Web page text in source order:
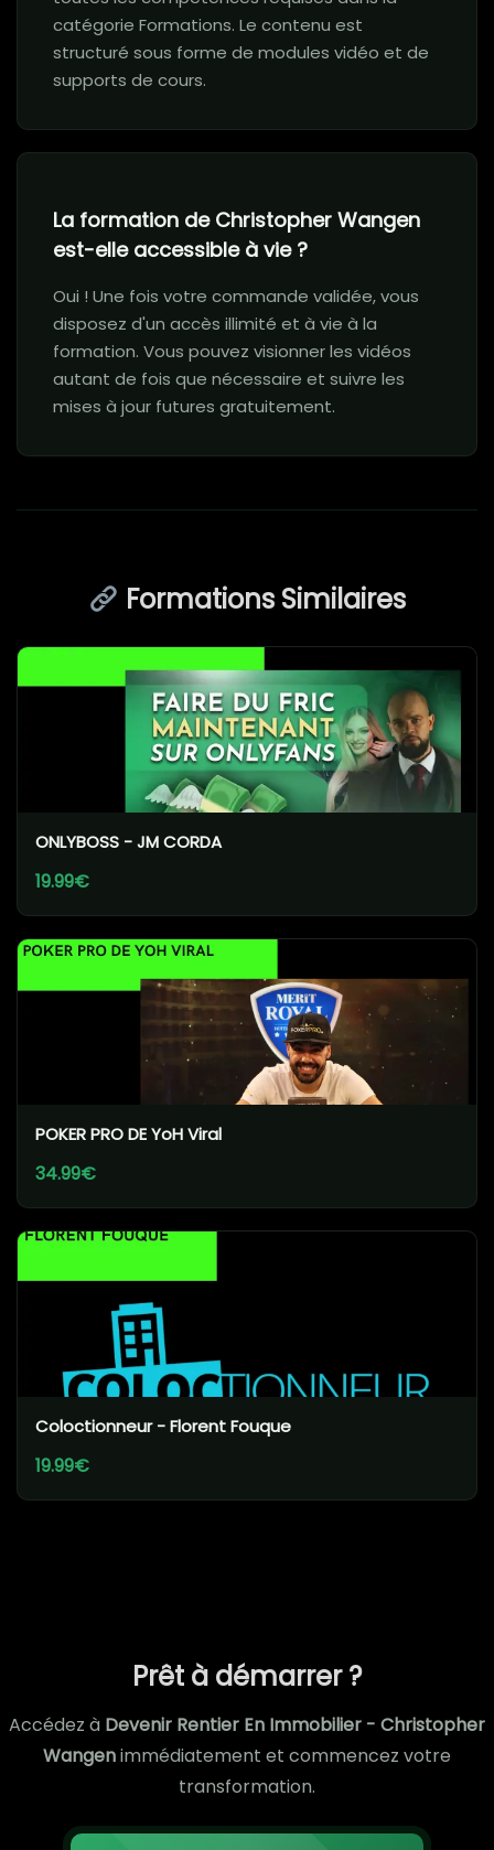
catégorie Formations. Le contenu est
structuré sous forme de modules vidéo et de
supports de cours.
La formation de Christopher Wangen
est-elle accessible à vie ?
Oui ! Une fois votre commande validée, vous
disposez d'un accès illimité et à vie à la
formation. Vous pouvez visionner les vidéos
autant de fois que nécessaire et suivre les
mises à jour futures gratuitement.
Formations Similaires
ONLYBOSS - JM CORDA
19.99€
POKER PRO DE YoH Viral
34.99€
Coloctionneur - Florent Fouque
19.99€
Prêt à démarrer ?
Accédez à Devenir Rentier En Immobilier - Christopher
Wangenimmédiatement et commencez votre
transformation.